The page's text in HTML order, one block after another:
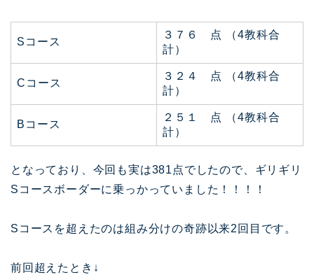
Sコース
３７６ 点 （4教科合
計）
Cコース
３２４ 点 （4教科合
計）
Bコース
２５１ 点 （4教科合
計）
となっており、今回も実は381点でしたので、ギリギリ
Sコースボーダーに乗っかっていました！！！！
Sコースを超えたのは組み分けの奇跡以来2回目です。
前回超えたとき↓